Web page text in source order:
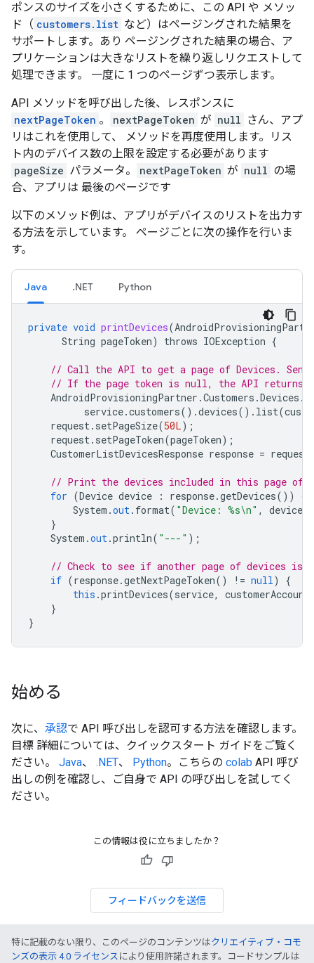
ポンスのサイズを小さくするために、この API や メソッ
ド（ customers.list など）はページングされた結果を
サポートします。あり ページングされた結果の場合、ア
プリケーションは大きなリストを繰り返しリクエストして
処理できます。 一度に 1 つのページずつ表示します。
API メソッドを呼び出した後、レスポンスに
nextPageToken 。 nextPageToken が null さん、アプ
リはこれを使用して、 メソッドを再度使用します。リス
ト内のデバイス数の上限を設定する必要があります
pageSize パラメータ。 nextPageToken が null の場
合、アプリは 最後のページです
以下のメソッド例は、アプリがデバイスのリストを出力す
る方法を示しています。 ページごとに次の操作を行いま
す。
Java .NET Python
private void printDevices(
String pageToken) throws IOException {
// Call the API to get a page of Devices. Send
// If the page token is null, the API returns
AndroidProvisioningPartner .Customers .Devices .
service.customers().devices(). list(
request. setPageSize(50L);
request. setPageToken(pageToken);
CustomerListDevicesResponse response = request
// Print the devices included in this page of
for (Device device : response.getDevices())
{
System .out. format( "Device: %s\n" , device
}
System .out.println( "---" );
// Check to see if another page of devices
if (response.getNextPageToken() != null)
{
this .printDevices(service, customerAccount
}
}
始める
次に、 承認で API 呼び出しを認可する方法を確認します。
目標 詳細については、クイックスタート ガイドをご覧く
ださい。 Java、 .NET、 Python。こちらの colab API 呼び
出しの例を確認し、ご自身で API の呼び出しを試してく
ださい。
この情報は役に立ちましたか？
フィードバックを送信
特に記載のない限り、このページのコンテンツはクリエイティブ・コモ
ンズの表示 4.0 ライセンス により使用許諾されます。コードサンプルは